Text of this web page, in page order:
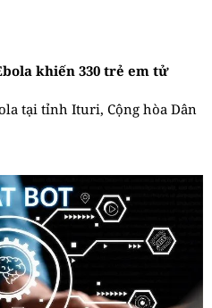
khiến 330 trẻ em tử
tại tỉnh Ituri, Cộng hòa Dân